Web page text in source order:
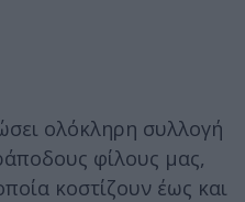
ολόκληρη συλλογή
φίλους μας,
κοστίζουν έως και